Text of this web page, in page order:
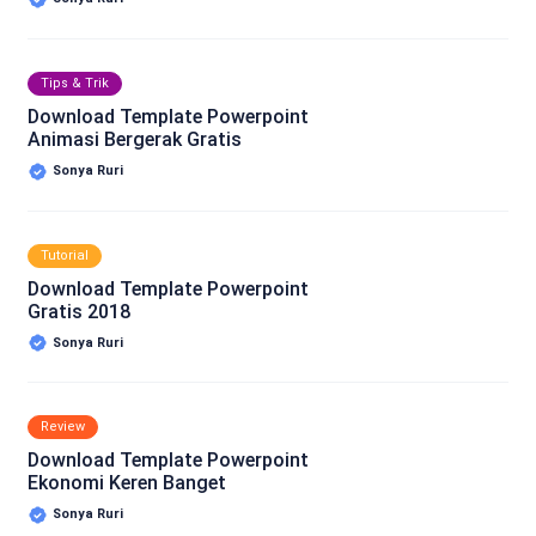
Tips & Trik
Download Template Powerpoint
Animasi Bergerak Gratis
Sonya Ruri
Tutorial
Download Template Powerpoint
Gratis 2018
Sonya Ruri
Review
Download Template Powerpoint
Ekonomi Keren Banget
Sonya Ruri